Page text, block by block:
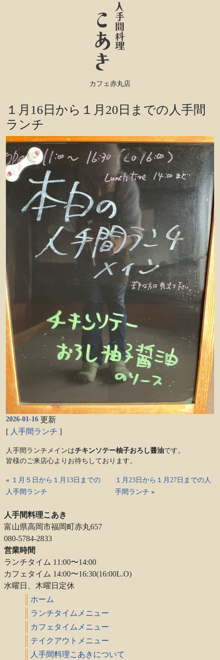
カフェ赤丸店
１月16日から１月20日までの人手間
ランチ
2026-01-16 更新
[ 人手間ランチ ]
人手間ランチメインはチキンソテー柚子おろし醤油です。
皆様のご来店心よりお待ちしております。
« １月５日から１月13日までの
人手間ランチ
１月23日から１月27日までの人
手間ランチ »
人手間料理こあき
富山県高岡市福岡町赤丸657
080-5784-2833
営業時間
ランチタイム 11:00〜14:00
カフェタイム 14:00〜16:30(16:00L.O)
水曜日、木曜日定休
ホーム
ランチタイムメニュー
カフェタイムメニュー
テイクアウトメニュー
人手間料理こあきについて